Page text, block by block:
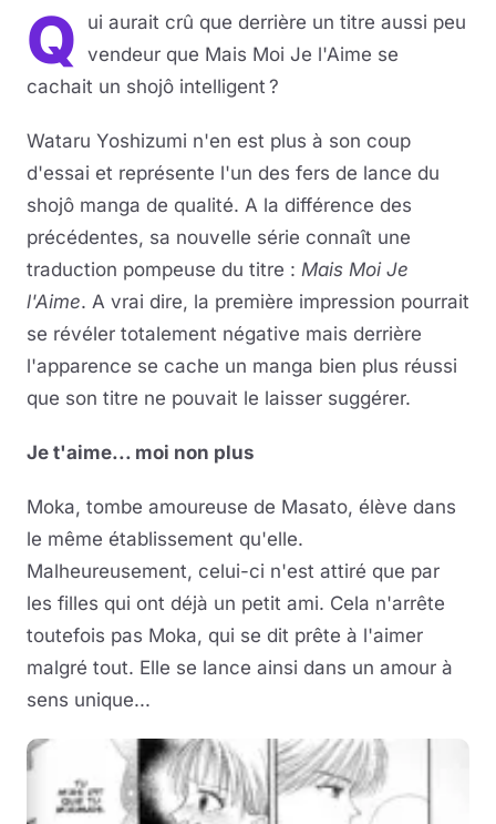
Q
ui aurait crû que derrière un titre aussi peu
vendeur que Mais Moi Je l'Aime se
cachait un shojô intelligent ?
Wataru Yoshizumi n'en est plus à son coup
d'essai et représente l'un des fers de lance du
shojô manga de qualité. A la différence des
précédentes, sa nouvelle série connaît une
traduction pompeuse du titre : Mais Moi Je
l'Aime. A vrai dire, la première impression pourrait
se révéler totalement négative mais derrière
l'apparence se cache un manga bien plus réussi
que son titre ne pouvait le laisser suggérer.
Je t'aime... moi non plus
Moka, tombe amoureuse de Masato, élève dans
le même établissement qu'elle.
Malheureusement, celui-ci n'est attiré que par
les filles qui ont déjà un petit ami. Cela n'arrête
toutefois pas Moka, qui se dit prête à l'aimer
malgré tout. Elle se lance ainsi dans un amour à
sens unique...